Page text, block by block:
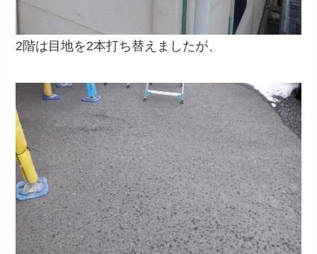
2階は目地を2本打ち替えましたが、